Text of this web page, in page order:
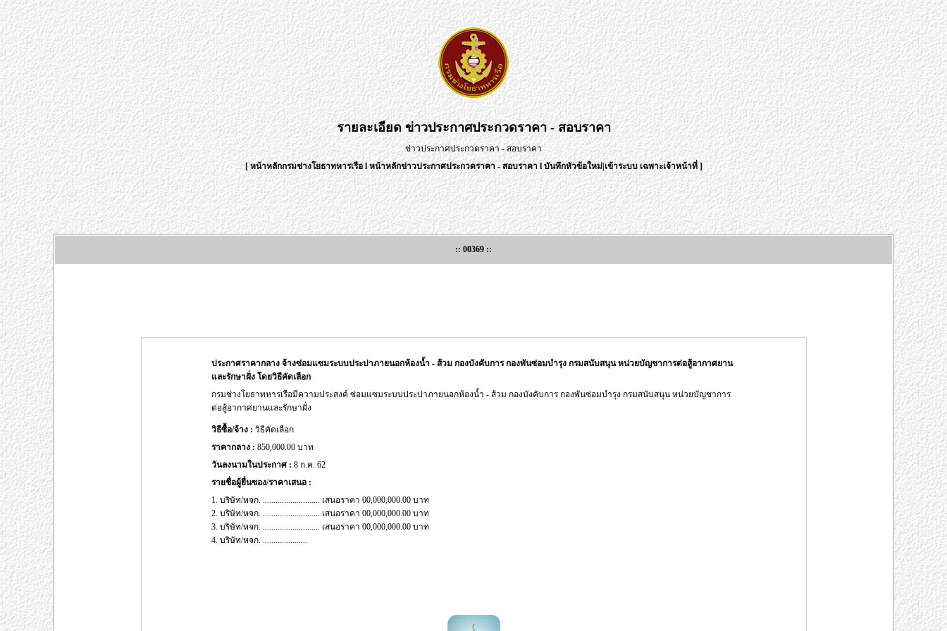
รายละเอียดข่าวประกาศประกวดราคา - สอบราคา
ข่าวประกาศประกวดราคา - สอบราคา
[หน้าหลักกรมช่างโยธาทหารเรือlหน้าหลักข่าวประกาศประกวดราคา - สอบราคาlบันทึกหัวข้อใหม่|เข้าระบบ เฉพาะเจ้าหน้าที่]
:: 00369 ::
ประกาศราคากลาง จ้างซ่อมแซมระบบประปาภายนอกห้องน้ำ - ส้วม กองบังคับการ กองพันซ่อมบำรุง กรมสนับสนุน หน่วยบัญชาการต่อสู้อากาศยาน
และรักษาฝั่ง โดยวิธีคัดเลือก
กรมช่างโยธาทหารเรือมีความประสงค์ ซ่อมแซมระบบประปาภายนอกห้องน้ำ - ส้วม กองบังคับการ กองพันซ่อมบำรุง กรมสนับสนุน หน่วยบัญชาการ
ต่อสู้อากาศยานและรักษาฝั่ง
วิธีซื้อ/จ้าง : วิธีคัดเลือก
ราคากลาง : 850,000.00 บาท
วันลงนามในประกาศ : 8 ก.ค. 62
รายชื่อผู้ยื่นซอง/ราคาเสนอ :
1. บริษัท/หจก. ........................... เสนอราคา 00,000,000.00 บาท
2. บริษัท/หจก. ........................... เสนอราคา 00,000,000.00 บาท
3. บริษัท/หจก. ........................... เสนอราคา 00,000,000.00 บาท
4. บริษัท/หจก. .....................